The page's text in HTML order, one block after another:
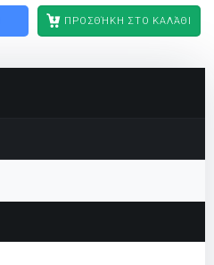
ΠΡΟΣΘΉΚΗ ΣΤΟ ΚΑΛΆΘΙ